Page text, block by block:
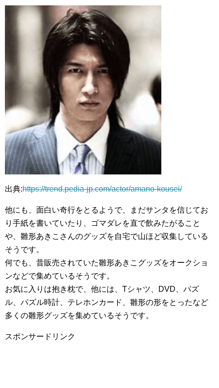
出典:https://trend.pedia-jp.com/actor/amano-kousei/
他にも、面白い奇行をとるようで、まだサンタを信じてお
り手紙を書いていたり、ゴマダレを直で飲みたがること
や、雛形あきこさんのグッズを自宅で山ほど収集している
そうです。
何でも、昔販売されていた雛形あきこグッズをオークショ
ンなどで集めているそうです。
お気に入りは抱き枕で、他には、Tシャツ、DVD、パズ
ル、パズル時計、テレホンカード、雛形の形をとったなど
多くの雛形グッズを集めているそうです。
スポンサードリンク